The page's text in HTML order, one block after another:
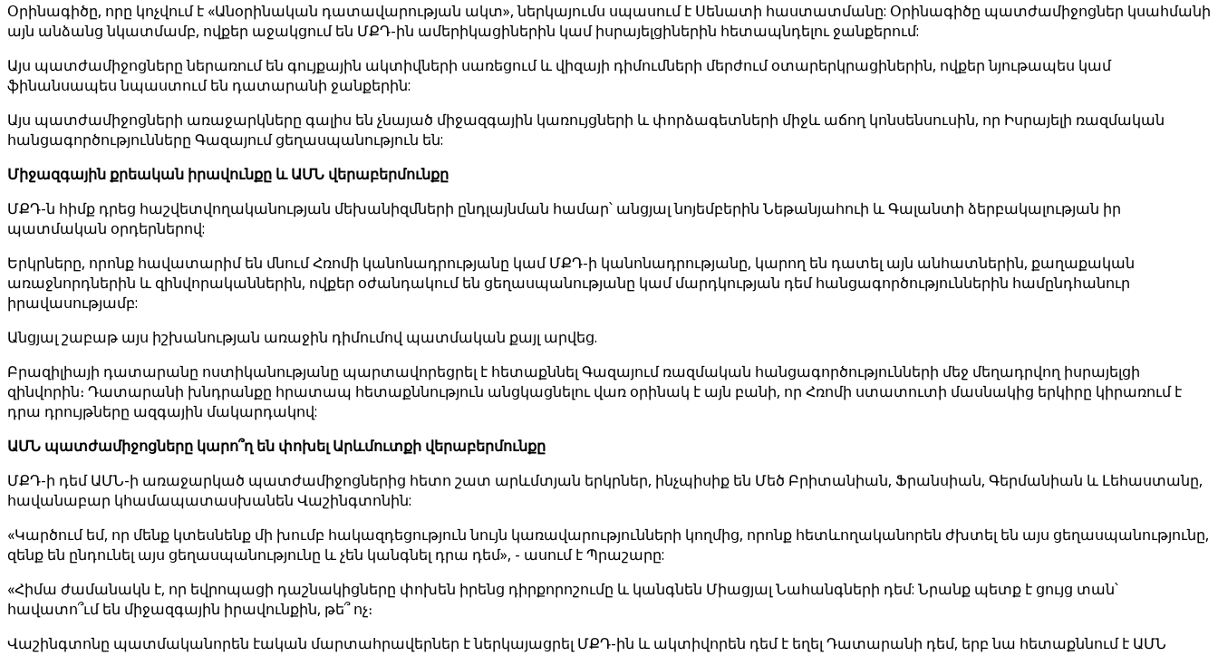
Օրինագիծը, որը կոչվում է «Անօրինական դատավարության ակտ», ներկայումս սպասում է Սենատի հաստատմանը: Օրինագիծը պատժամիջոցներ կսահմանի
այն անձանց նկատմամբ, ովքեր աջակցում են ՄՔԴ-ին ամերիկացիներին կամ իսրայելցիներին հետապնդելու ջանքերում:
Այս պատժամիջոցները ներառում են գույքային ակտիվների սառեցում և վիզայի դիմումների մերժում օտարերկրացիներին, ովքեր նյութապես կամ
ֆինանսապես նպաստում են դատարանի ջանքերին:
Այս պատժամիջոցների առաջարկները գալիս են չնայած միջազգային կառույցների և փորձագետների միջև աճող կոնսենսուսին, որ Իսրայելի ռազմական
հանցագործությունները Գազայում ցեղասպանություն են:
Միջազգային քրեական իրավունքը և ԱՄՆ վերաբերմունքը
ՄՔԴ-ն հիմք դրեց հաշվետվողականության մեխանիզմների ընդլայնման համար՝ անցյալ նոյեմբերին Նեթանյահուի և Գալանտի ձերբակալության իր
պատմական օրդերներով:
Երկրները, որոնք հավատարիմ են մնում Հռոմի կանոնադրությանը կամ ՄՔԴ-ի կանոնադրությանը, կարող են դատել այն անհատներին, քաղաքական
առաջնորդներին և զինվորականներին, ովքեր օժանդակում են ցեղասպանությանը կամ մարդկության դեմ հանցագործություններին համընդհանուր
իրավասությամբ:
Անցյալ շաբաթ այս իշխանության առաջին դիմումով պատմական քայլ արվեց.
Բրազիլիայի դատարանը ոստիկանությանը պարտավորեցրել է հետաքննել Գազայում ռազմական հանցագործությունների մեջ մեղադրվող իսրայելցի
զինվորին։ Դատարանի խնդրանքը հրատապ հետաքննություն անցկացնելու վառ օրինակ է այն բանի, որ Հռոմի ստատուտի մասնակից երկիրը կիրառում է
դրա դրույթները ազգային մակարդակով:
ԱՄՆ պատժամիջոցները կարո՞ղ են փոխել Արևմուտքի վերաբերմունքը
ՄՔԴ-ի դեմ ԱՄՆ-ի առաջարկած պատժամիջոցներից հետո շատ արևմտյան երկրներ, ինչպիսիք են Մեծ Բրիտանիան, Ֆրանսիան, Գերմանիան և Լեհաստանը,
հավանաբար կհամապատասխանեն Վաշինգտոնին:
«Կարծում եմ, որ մենք կտեսնենք մի խումբ հակազդեցություն նույն կառավարությունների կողմից, որոնք հետևողականորեն ժխտել են այս ցեղասպանությունը,
զենք են ընդունել այս ցեղասպանությունը և չեն կանգնել դրա դեմ», - ասում է Պրաշարը:
«Հիմա ժամանակն է, որ եվրոպացի դաշնակիցները փոխեն իրենց դիրքորոշումը և կանգնեն Միացյալ Նահանգների դեմ: Նրանք պետք է ցույց տան՝
հավատո՞ւմ են միջազգային իրավունքին, թե՞ ոչ։
Վաշինգտոնը պատմականորեն էական մարտահրավերներ է ներկայացրել ՄՔԴ-ին և ակտիվորեն դեմ է եղել Դատարանի դեմ, երբ նա հետաքննում է ԱՄՆ